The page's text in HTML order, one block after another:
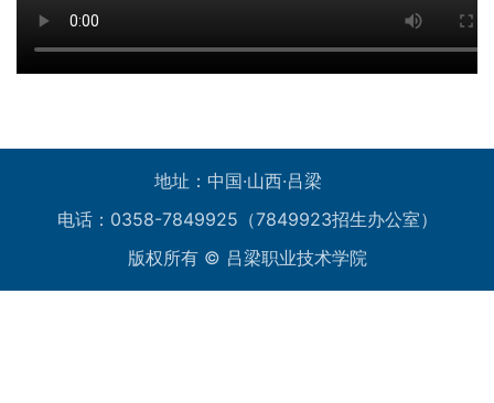
地址：中国·山西·吕梁
电话：0358-7849925（7849923招生办公室）
版权所有 © 吕梁职业技术学院